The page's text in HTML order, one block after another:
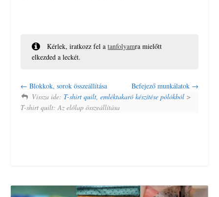
Kérlek, iratkozz fel atanfolyamra mielőtt
elkezded a leckét.
Blokkok, sorok összeállítása
Befejező munkálatok
Vissza ide: T-shirt quilt, emléktakaró készítése pólókból >
T-shirt quilt: Az előlap összeállítása